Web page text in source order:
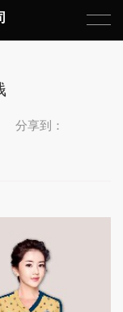
分享到：